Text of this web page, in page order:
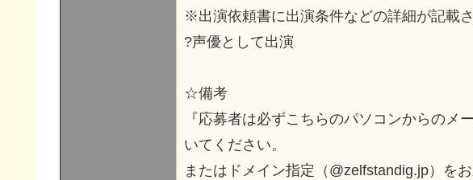
※出演依頼書に出演条件などの詳細が記載
?声優として出演
☆備考
『応募者は必ずこちらのパソコンからのメ
いてください。
またはドメイン指定（@zelfstandig.jp）をお